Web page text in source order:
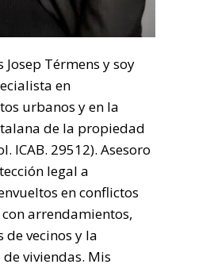
Térmens y soy
en
urbanos y en la
de la propiedad
ICAB. 29512). Asesoro
legal a
en conflictos
arrendamientos,
vecinos y la
viviendas. Mis